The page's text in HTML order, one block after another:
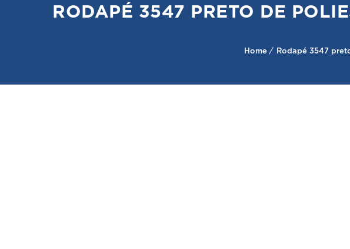
RODAPÉ 3547 PRETO DE
Home Rodapé 3547